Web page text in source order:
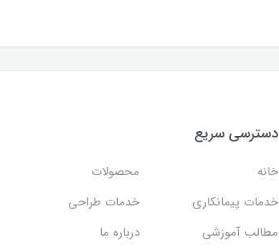
دسترسی سریع
خانه
محصولات
خدمات پیمانکاری
خدمات طراحی
مطالب آموزشی
درباره ما